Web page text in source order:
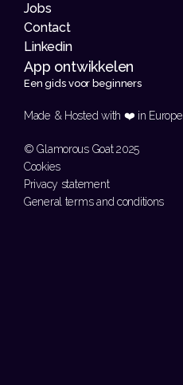
Jobs
Contact
Linkedin
Een gids voor beginners
Made & Hosted with ❤️ in Europe
© Glamorous Goat 2025
Cookies
Privacy statement
General terms and conditions